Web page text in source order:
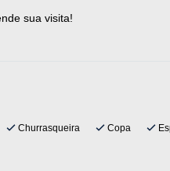
sua visita!
Churrasqueira Copa